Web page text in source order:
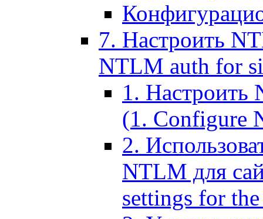
7. Настроить
NTLM auth for
1. Настроить
(1. Configure
2.
NTLM для
settings for